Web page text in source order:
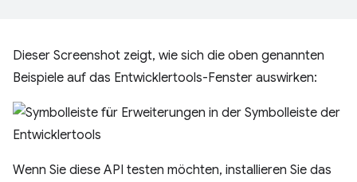
Dieser Screenshot zeigt, wie sich die oben genannten
Beispiele auf das Entwicklertools-Fenster auswirken:
Wenn Sie diese API testen möchten, installieren Sie das